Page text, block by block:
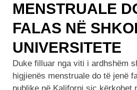
MENSTRUALE
FALAS NË
UNIVERSITETE
Duke filluar nga viti i ardhshëm
higjienës menstruale do të jenë